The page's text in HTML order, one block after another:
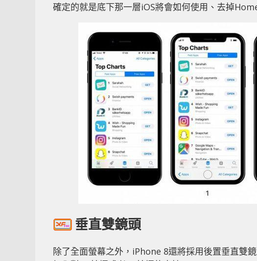
確定的就是底下那一層iOS將會如何使用、去掉
垂直雙鏡頭
除了全面螢幕之外，iPhone 8還將採用後置垂直雙